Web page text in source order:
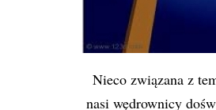
Nieco związana z
nasi wędrownicy